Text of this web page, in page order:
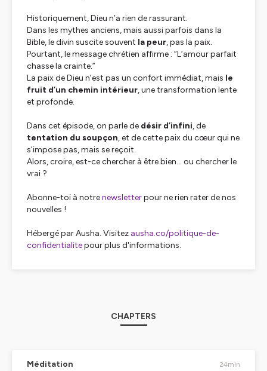
Historiquement, Dieu n’a rien de rassurant.
Dans les mythes anciens, mais aussi parfois dans la
Bible, le divin suscite souvent la peur, pas la paix.
Pourtant, le message chrétien affirme : “L’amour parfait
chasse la crainte.”
La paix de Dieu n’est pas un confort immédiat, mais le
fruit d’un chemin intérieur, une transformation lente
et profonde.
Dans cet épisode, on parle de désir d’infini, de
tentation du soupçon, et de cette paix du cœur qui ne
s’impose pas, mais se reçoit.
Alors, croire, est-ce chercher à être bien… ou chercher le
vrai ?
Abonne-toi à notrenewsletterpour ne rien rater de nos
nouvelles !
Hébergé par Ausha. Visitez ausha.co/politique-de-
confidentialitepour plus d'informations.
CHAPTERS
Méditation 24min